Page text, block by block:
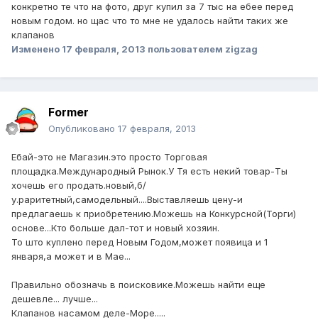
конкретно те что на фото, друг купил за 7 тыс на ебее перед
новым годом. но щас что то мне не удалось найти таких же
клапанов
Изменено 17 февраля, 2013 пользователем zigzag
Former
Опубликовано 17 февраля, 2013
Ебай-это не Магазин.это просто Торговая
площадка.Международный Рынок.У Тя есть некий товар-Ты
хочешь его продать.новый,б/
у.раритетный,самодельный....Выставляешь цену-и
предлагаешь к приобретению.Можешь на Конкурсной(Торги)
основе...Кто больше дал-тот и новый хозяин.
То што куплено перед Новым Годом,может появица и 1
января,а может и в Мае...
Правильно обозначь в поисковике.Можешь найти еще
дешевле... лучше...
Клапанов насамом деле-Море.....